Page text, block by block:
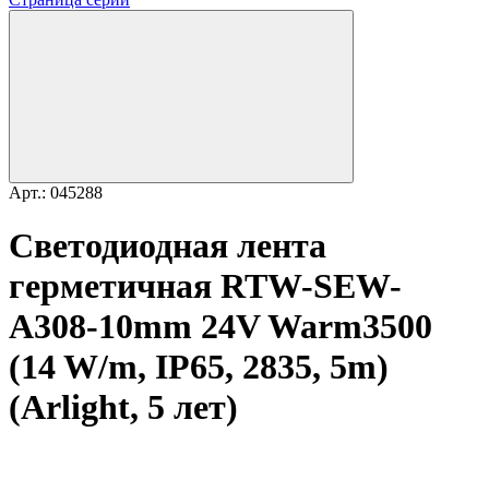
Арт.: 045288
Светодиодная лента
герметичная RTW-SEW-
A308-10mm 24V Warm3500
(14 W/m, IP65, 2835, 5m)
(Arlight, 5 лет)